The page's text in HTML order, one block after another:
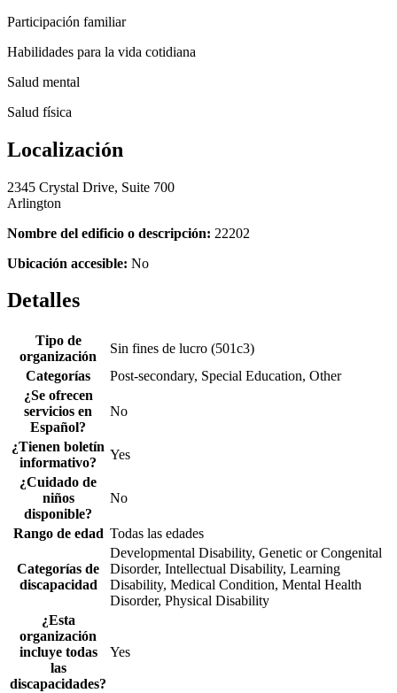
Participación familiar
Habilidades para la vida cotidiana
Salud mental
Salud física
Localización
2345 Crystal Drive, Suite 700
Arlington
Nombre del edificio o descripción: 22202
Ubicación accesible: No
Detalles
Tipo de
organización
Sin fines de lucro (501c3)
Categorías
Post-secondary, Special Education, Other
¿Se ofrecen
servicios en
Español?
No
¿Tienen boletín
informativo?
Yes
¿Cuidado de
niños
disponible?
No
Rango de edad Todas las edades
Categorías de
discapacidad
Developmental Disability, Genetic or Congenital
Disorder, Intellectual Disability, Learning
Disability, Medical Condition, Mental Health
Disorder, Physical Disability
¿Esta
organización
incluye todas
las
discapacidades?
Yes